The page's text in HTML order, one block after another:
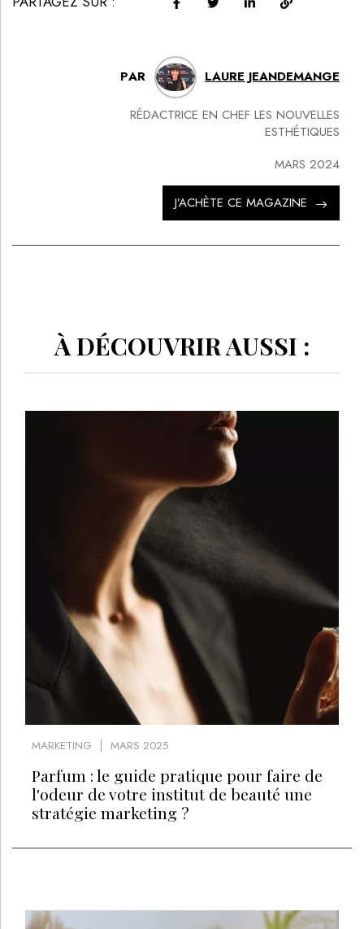
PAR LAURE JEANDEMANGE
RÉDACTRICE EN CHEF LES NOUVELLES
ESTHÉTIQUES
MARS 2024
J’ACHÈTE CE MAGAZINE
À DÉCOUVRIR AUSSI :
MARKETING MARS 2025
Parfum : le guide pratique pour faire de
l'odeur de votre institut de beauté une
stratégie marketing ?